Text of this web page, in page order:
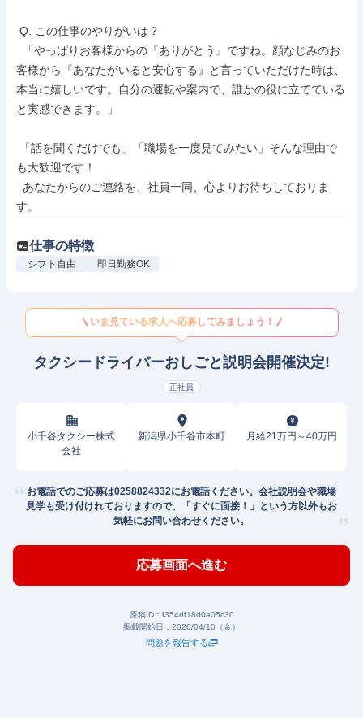
客様から『あなたがいると安心する』と言っていただけた時は、
本当に嬉しいです。自分の運転や案内で、誰かの役に立てている
と実感できます。」
も大歓迎です！
す。
仕事の特徴
シフト自由 即日勤務OK
いま見ている求人へ応募してみましょう！
タクシードライバーおしごと説明会開催決定!
正社員
小千谷タクシー株式
会社
新潟県小千谷市本町 月給21万円～40万円
お電話でのご応募は0258824332にお電話ください。会社説明会や職場
見学も受け付けれておりますので、「すぐに面接！」という方以外もお
気軽にお問い合わせください。
応募画面へ進む
原稿ID： f354df18d0a05c30
掲載開始日： 2026/04/10（金）
問題を報告する